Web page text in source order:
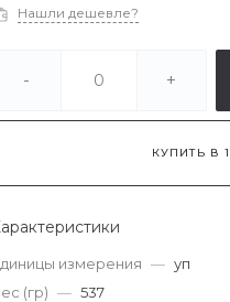
Нашли дешевле?
- +
КУПИТЬ В
измерения — уп
(гр) — 537